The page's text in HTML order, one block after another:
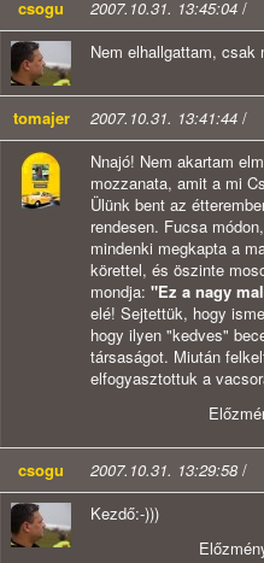
csogu 2007.10.31. 13:45:04 /
Nem elhallgattam, csak
tomajer 2007.10.31. 13:41:44 /
Nnajó! Nem akartam
mozzanata, amit a mi
Ülünk bent az
rendesen. Fucsa
mindenki megkapta a
körettel, és öszinte
mondja: "Ez a nagy
elé! Sejtettük, hogy
hogy ilyen "kedves"
társaságot. Miután
elfogyasztottuk a
csogu 2007.10.31. 13:29:58 /
Kezdő:-)))